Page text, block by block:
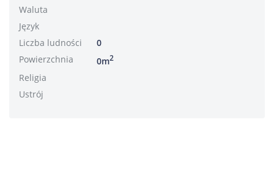
Waluta
Język
Liczba ludności
0
Powierzchnia
0m2
Religia
Ustrój